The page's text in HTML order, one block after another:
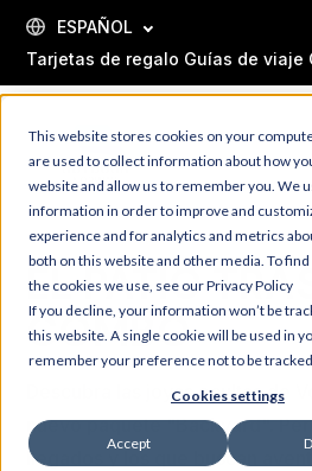
This website stores cookies on your
are used to collect information about how
website and allow us to remember you. We
information in order to improve and
experience and for analytics and metrics
both on this website and other media. To
the cookies we use, see our Privacy Policy
If you decline, your information won’t be
this website. A single cookie will be used in
remember your preference not to be
Cookies settings
Accept
CONTENT
Tarjetas de regalo Guías de viaje
ESPAÑOL
EL PATIO
COMBO
Descubra las joyas ocultas de
nuevo paquete "Backyard".
llegados y los que buscan